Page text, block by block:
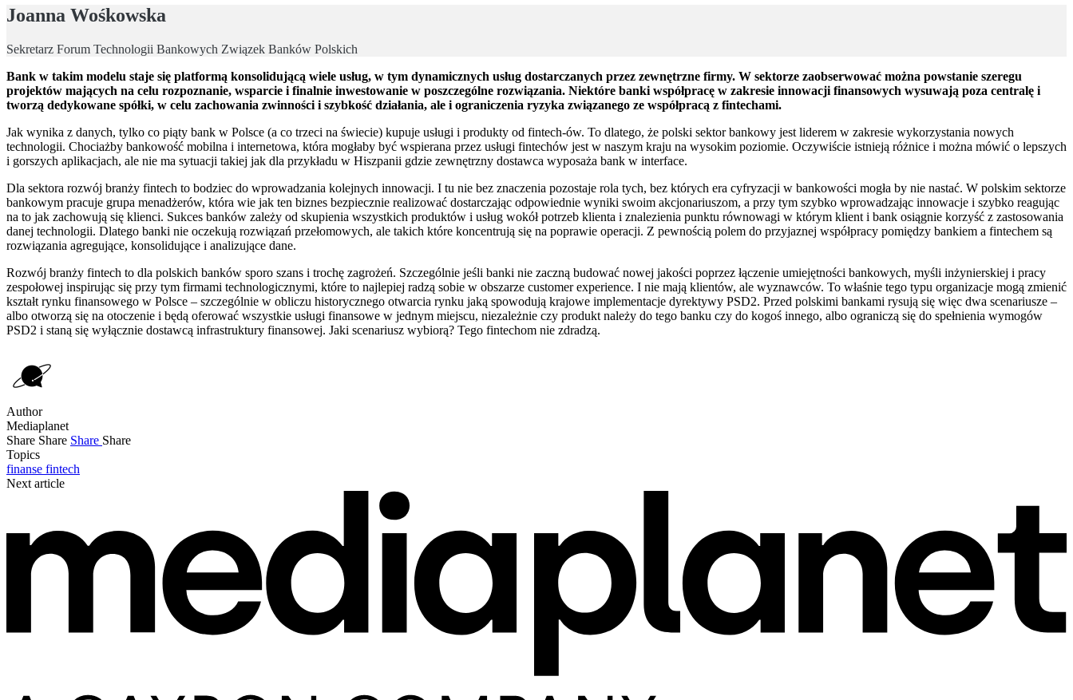
Joanna Wośkowska
Sekretarz Forum Technologii Bankowych Związek Banków Polskich
Bank w takim modelu staje się platformą konsolidującą wiele usług, w tym dynamicznych usług dostarczanych przez zewnętrzne firmy. W sektorze zaobserwować można powstanie szeregu
projektów mających na celu rozpoznanie, wsparcie i finalnie inwestowanie w poszczególne rozwiązania. Niektóre banki współpracę w zakresie innowacji finansowych wysuwają poza centralę i
tworzą dedykowane spółki, w celu zachowania zwinności i szybkość działania, ale i ograniczenia ryzyka związanego ze współpracą z fintechami.
Jak wynika z danych, tylko co piąty bank w Polsce (a co trzeci na świecie) kupuje usługi i produkty od fintech-ów. To dlatego, że polski sektor bankowy jest liderem w zakresie wykorzystania nowych
technologii. Chociażby bankowość mobilna i internetowa, która mogłaby być wspierana przez usługi fintechów jest w naszym kraju na wysokim poziomie. Oczywiście istnieją różnice i można mówić o lepszych
i gorszych aplikacjach, ale nie ma sytuacji takiej jak dla przykładu w Hiszpanii gdzie zewnętrzny dostawca wyposaża bank w interface.
Dla sektora rozwój branży fintech to bodziec do wprowadzania kolejnych innowacji. I tu nie bez znaczenia pozostaje rola tych, bez których era cyfryzacji w bankowości mogła by nie nastać. W polskim sektorze
bankowym pracuje grupa menadżerów, która wie jak ten biznes bezpiecznie realizować dostarczając odpowiednie wyniki swoim akcjonariuszom, a przy tym szybko wprowadzając innowacje i szybko reagując
na to jak zachowują się klienci. Sukces banków zależy od skupienia wszystkich produktów i usług wokół potrzeb klienta i znalezienia punktu równowagi w którym klient i bank osiągnie korzyść z zastosowania
danej technologii. Dlatego banki nie oczekują rozwiązań przełomowych, ale takich które koncentrują się na poprawie operacji. Z pewnością polem do przyjaznej współpracy pomiędzy bankiem a fintechem są
rozwiązania agregujące, konsolidujące i analizujące dane.
Rozwój branży fintech to dla polskich banków sporo szans i trochę zagrożeń. Szczególnie jeśli banki nie zaczną budować nowej jakości poprzez łączenie umiejętności bankowych, myśli inżynierskiej i pracy
zespołowej inspirując się przy tym firmami technologicznymi, które to najlepiej radzą sobie w obszarze customer experience. I nie mają klientów, ale wyznawców. To właśnie tego typu organizacje mogą zmienić
kształt rynku finansowego w Polsce – szczególnie w obliczu historycznego otwarcia rynku jaką spowodują krajowe implementacje dyrektywy PSD2. Przed polskimi bankami rysują się więc dwa scenariusze –
albo otworzą się na otoczenie i będą oferować wszystkie usługi finansowe w jednym miejscu, niezależnie czy produkt należy do tego banku czy do kogoś innego, albo ograniczą się do spełnienia wymogów
PSD2 i staną się wyłącznie dostawcą infrastruktury finansowej. Jaki scenariusz wybiorą? Tego fintechom nie zdradzą.
Author
Mediaplanet
Share Share Share Share
Topics
finanse fintech
Next article